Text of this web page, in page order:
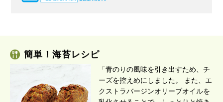
簡単！海苔レシピ
「青のりの風味を引き出すため、チ
ーズを控えめにしました。 また、エ
クストラバージンオリーブオイルを